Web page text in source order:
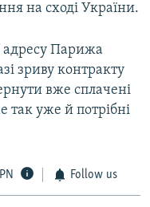
на сході України.
адресу Парижа
зриву контракту
вже сплачені
так уже й потрібні
Follow us